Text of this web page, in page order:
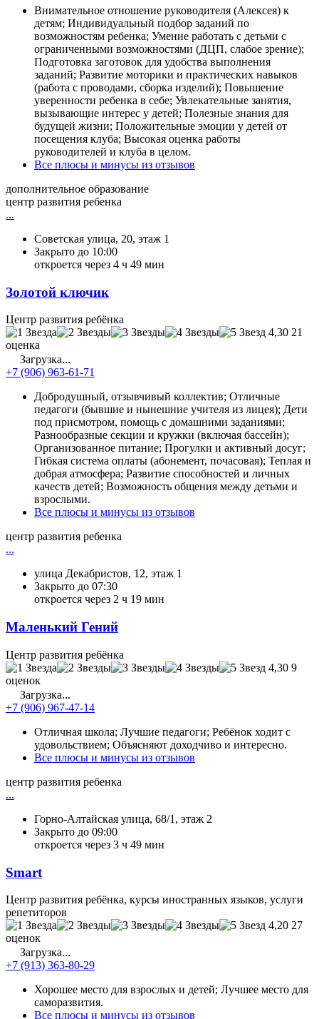
Внимательное отношение руководителя (Алексея) к
детям; Индивидуальный подбор заданий по
возможностям ребенка; Умение работать с детьми с
ограниченными возможностями (ДЦП, слабое зрение);
Подготовка заготовок для удобства выполнения
заданий; Развитие моторики и практических навыков
(работа с проводами, сборка изделий); Повышение
уверенности ребенка в себе; Увлекательные занятия,
вызывающие интерес у детей; Полезные знания для
будущей жизни; Положительные эмоции у детей от
посещения клуба; Высокая оценка работы
руководителей и клуба в целом.
Все плюсы и минусы из отзывов
дополнительное образование
центр развития ребенка
...
Советская улица, 20, этаж 1
Закрыто до 10:00
откроется через 4 ч 49 мин
Золотой ключик
Центр развития ребёнка
4,30 21
оценка
Загрузка...
+7 (906) 963-61-71
Добродушный, отзывчивый коллектив; Отличные
педагоги (бывшие и нынешние учителя из лицея); Дети
под присмотром, помощь с домашними заданиями;
Разнообразные секции и кружки (включая бассейн);
Организованное питание; Прогулки и активный досуг;
Гибкая система оплаты (абонемент, почасовая); Теплая и
добрая атмосфера; Развитие способностей и личных
качеств детей; Возможность общения между детьми и
взрослыми.
Все плюсы и минусы из отзывов
центр развития ребенка
...
улица Декабристов, 12, этаж 1
Закрыто до 07:30
откроется через 2 ч 19 мин
Маленький Гений
Центр развития ребёнка
4,30 9
оценок
Загрузка...
+7 (906) 967-47-14
Отличная школа; Лучшие педагоги; Ребёнок ходит с
удовольствием; Объясняют доходчиво и интересно.
Все плюсы и минусы из отзывов
центр развития ребенка
...
Горно-Алтайская улица, 68/1, этаж 2
Закрыто до 09:00
откроется через 3 ч 49 мин
Smart
Центр развития ребёнка, курсы иностранных языков, услуги
репетиторов
4,20 27
оценок
Загрузка...
+7 (913) 363-80-29
Хорошее место для взрослых и детей; Лучшее место для
саморазвития.
Все плюсы и минусы из отзывов